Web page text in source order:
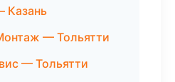
Казань
— Тольятти
— Тольятти